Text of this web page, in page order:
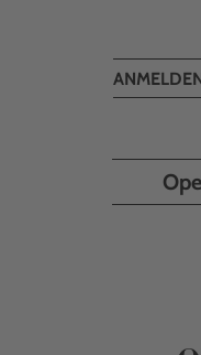
Toggle